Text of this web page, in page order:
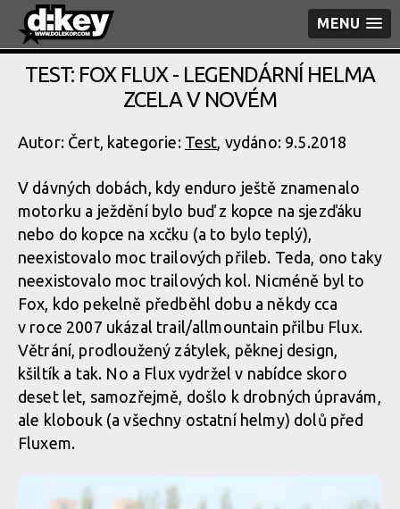
MENU
TEST: FOX FLUX - LEGENDÁRNÍ HELMA
ZCELA V NOVÉM
Autor: Čert, kategorie: Test, vydáno: 9.5.2018
V dávných dobách, kdy enduro ještě znamenalo
motorku a ježdění bylo buď z kopce na sjezďáku
nebo do kopce na xcčku (a to bylo teplý),
neexistovalo moc trailových přileb. Teda, ono taky
neexistovalo moc trailových kol. Nicméně byl to
Fox, kdo pekelně předběhl dobu a někdy cca
v roce 2007 ukázal trail/allmountain přilbu Flux.
Větrání, prodloužený zátylek, pěknej design,
kšiltík a tak. No a Flux vydržel v nabídce skoro
deset let, samozřejmě, došlo k drobných úpravám,
ale klobouk (a všechny ostatní helmy) dolů před
Fluxem.